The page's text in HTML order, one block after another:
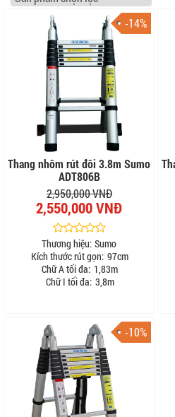
-14%
Thang nhôm rút đôi 3.8m Sumo
ADT806B
2,950,000 VNĐ
2,550,000 VNĐ
Thương hiệu: Sumo
Kích thước rút gọn: 97cm
Chữ A tối đa: 1,83m
Chữ I tối đa: 3,8m
-10%